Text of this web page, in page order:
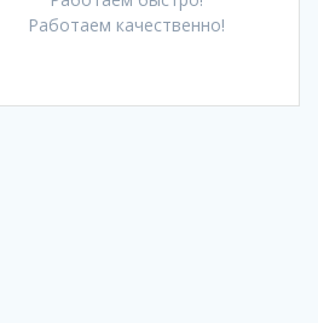
Работаем качественно!